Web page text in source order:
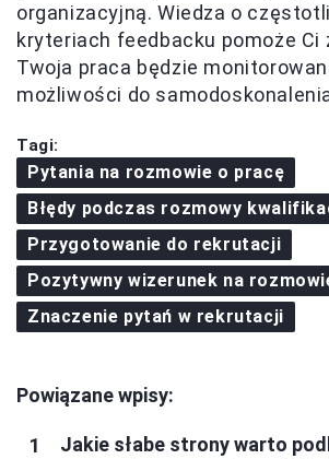
organizacyjną. Wiedza o
kryteriach feedbacku pomoże Ci
Twoja praca będzie
możliwości do
Tagi:
Pytania na rozmowie o pracę
Błędy podczas rozmowy
Przygotowanie do rekrutacji
Pozytywny wizerunek na
Znaczenie pytań w rekrutacji
Powiązane wpisy:
Jakie słabe strony warto